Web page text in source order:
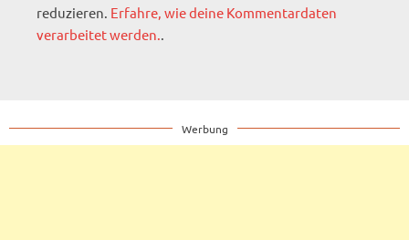
reduzieren. Erfahre, wie deine Kommentardaten
verarbeitet werden..
Werbung